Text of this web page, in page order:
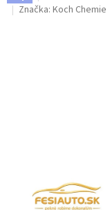
hodnotenie
Značka: Koch Chemie